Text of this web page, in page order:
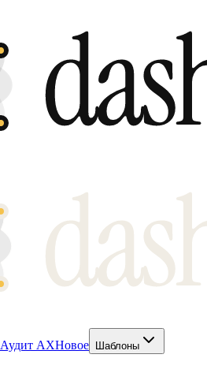
Аудит AXНовое Шаблоны